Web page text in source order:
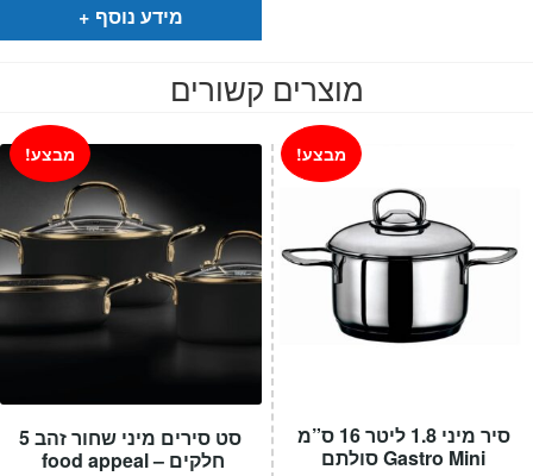
מידע נוסף
מוצרים קשורים
סט סירים מיני שחור זהב 5
חלקים – food appeal
מבצע!
סיר מיני 1.8 ליטר 16 ס”מ
Gastro Mini סולתם
מבצע!